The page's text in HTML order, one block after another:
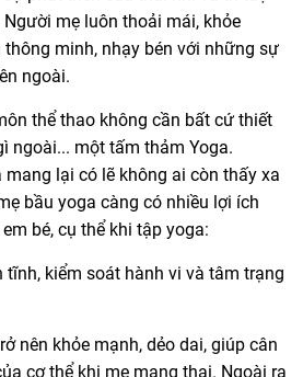
mẹ luôn thoải mái, khỏe
minh, nhạy bén với những sự
ngoài.
thể thao không cần bất cứ thiết
ngoài... một tấm thảm Yoga.
lại có lẽ không ai còn thấy xa
bầu yoga càng có nhiều lợi ích
bé, cụ thể khi tập yoga:
kiểm soát hành vi và tâm trạng
khỏe mạnh, dẻo dai, giúp cân
cơ thể khi mẹ mang thai. Ngoài ra